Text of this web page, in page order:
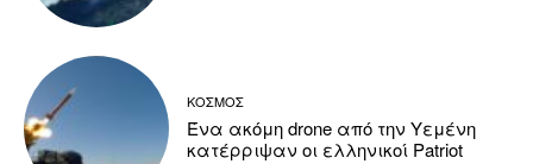
ΚΟΣΜΟΣ
Ένα ακόμη drone από την Υεμένη
κατέρριψαν οι ελληνικοί Patriot